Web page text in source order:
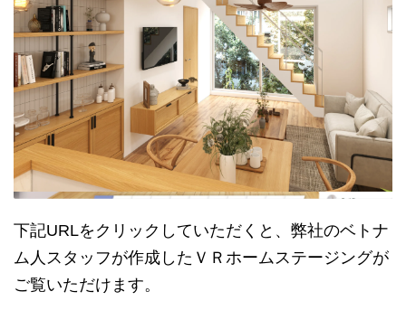
下記URLをクリックしていただくと、弊社のベトナ
ム人スタッフが作成したＶＲホームステージングが
ご覧いただけます。